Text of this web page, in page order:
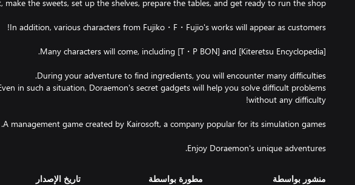
Enjoy Doraemon's unique adventures.
منشور بواسطة مطورة بواسطة تاريخ الإصدار